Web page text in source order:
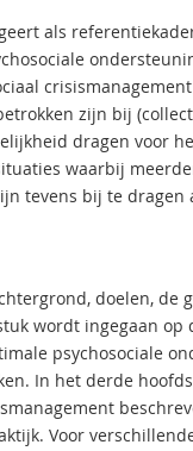
als
zijn bij
dragen voor
waarbij
tevens bij te
doelen,
wordt ingegaan
psychosociale
In het derde
Voor